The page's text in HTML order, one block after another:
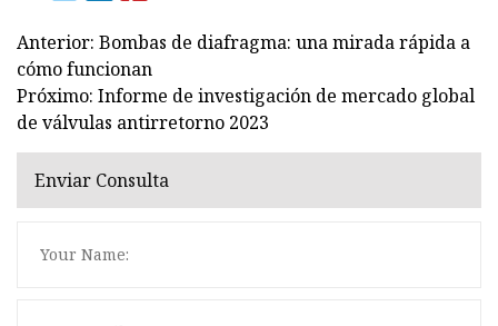
Anterior: Bombas de diafragma: una mirada rápida a
cómo funcionan
Próximo: Informe de investigación de mercado global
de válvulas antirretorno 2023
Enviar Consulta